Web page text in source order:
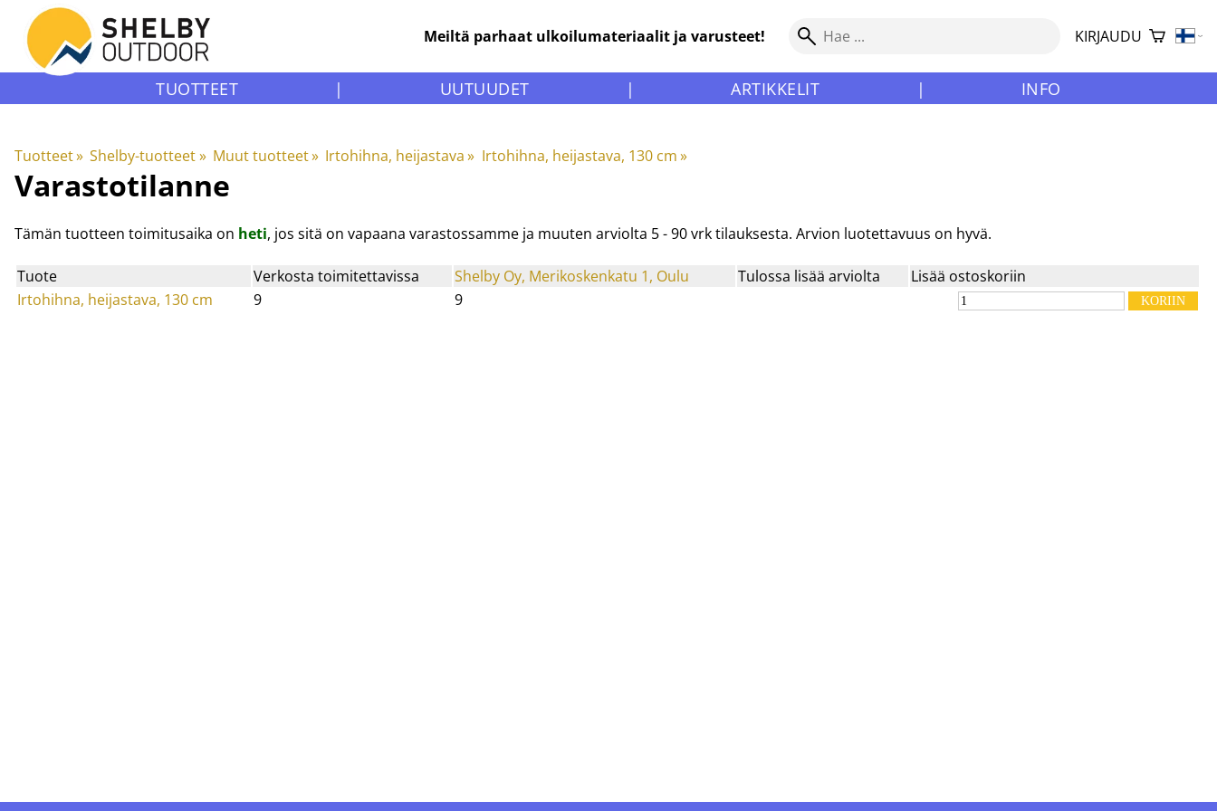
Meiltä parhaat ulkoilumateriaalit ja varusteet! KIRJAUDU
TUOTTEET | UUTUUDET | ARTIKKELIT | INFO
Tuotteet‪» Shelby-tuotteet‪» Muut tuotteet‪» Irtohihna, heijastava‪» Irtohihna, heijastava, 130 cm‪»
Varastotilanne
Tämän tuotteen toimitusaika on heti, jos sitä on vapaana varastossamme ja muuten arviolta 5 - 90 vrktilauksesta. Arvion luotettavuus on hyvä.
Tuote Verkosta toimitettavissa Shelby Oy, Merikoskenkatu 1, Oulu Tulossa lisää arviolta
Lisää ostoskoriin
Irtohihna, heijastava, 130 cm
9 9